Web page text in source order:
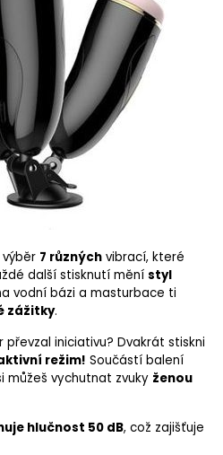
7 různých vibrací, které
další stisknutí mění styl
vodní bázi a masturbace ti
zážitky.
iniciativu? Dvakrát stiskni
režim! Součástí balení
můžeš vychutnat zvuky ženou
hlučnost 50 dB, což zajišťuje